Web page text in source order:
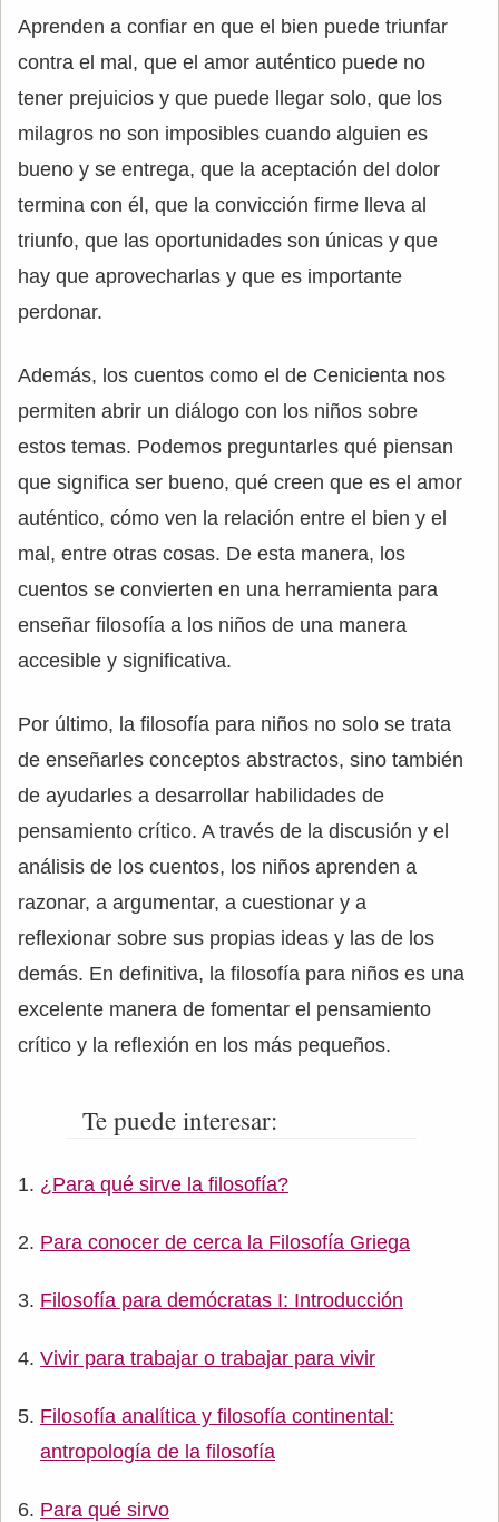
Aprenden a confiar en que el bien puede triunfar
contra el mal, que el amor auténtico puede no
tener prejuicios y que puede llegar solo, que los
milagros no son imposibles cuando alguien es
bueno y se entrega, que la aceptación del dolor
termina con él, que la convicción firme lleva al
triunfo, que las oportunidades son únicas y que
hay que aprovecharlas y que es importante
perdonar.
Además, los cuentos como el de Cenicienta nos
permiten abrir un diálogo con los niños sobre
estos temas. Podemos preguntarles qué piensan
que significa ser bueno, qué creen que es el amor
auténtico, cómo ven la relación entre el bien y el
mal, entre otras cosas. De esta manera, los
cuentos se convierten en una herramienta para
enseñar filosofía a los niños de una manera
accesible y significativa.
Por último, la filosofía para niños no solo se trata
de enseñarles conceptos abstractos, sino también
de ayudarles a desarrollar habilidades de
pensamiento crítico. A través de la discusión y el
análisis de los cuentos, los niños aprenden a
razonar, a argumentar, a cuestionar y a
reflexionar sobre sus propias ideas y las de los
demás. En definitiva, la filosofía para niños es una
excelente manera de fomentar el pensamiento
crítico y la reflexión en los más pequeños.
Te puede interesar:
¿Para qué sirve la filosofía?
Para conocer de cerca la Filosofía Griega
Filosofía para demócratas I: Introducción
Vivir para trabajar o trabajar para vivir
Filosofía analítica y filosofía continental:
antropología de la filosofía
Para qué sirvo